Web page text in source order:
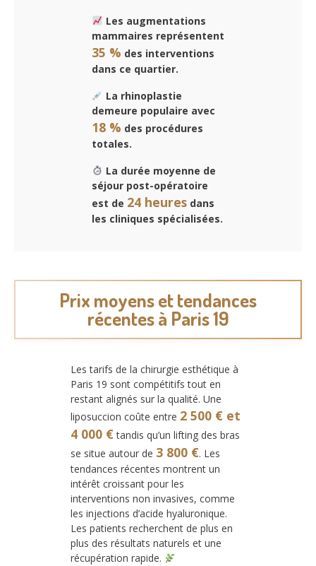
Les augmentations
mammaires représentent
35 % des interventions
dans ce quartier.
La rhinoplastie
demeure populaire avec
18 % des procédures
totales.
La durée moyenne de
séjour post-opératoire
est de 24 heures dans
les cliniques spécialisées.
Prix moyens et tendances
récentes à Paris 19
Les tarifs de la chirurgie esthétique à
Paris 19 sont compétitifs tout en
restant alignés sur la qualité. Une
liposuccion coûte entre 2 500 € et
4 000 €tandis qu’un lifting des bras
se situe autour de 3 800 €. Les
tendances récentes montrent un
intérêt croissant pour les
interventions non invasives, comme
les injections d’acide hyaluronique.
Les patients recherchent de plus en
plus des résultats naturels et une
récupération rapide.